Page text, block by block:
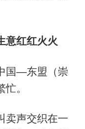
红红火火
国—东盟（崇
。
声交织在一